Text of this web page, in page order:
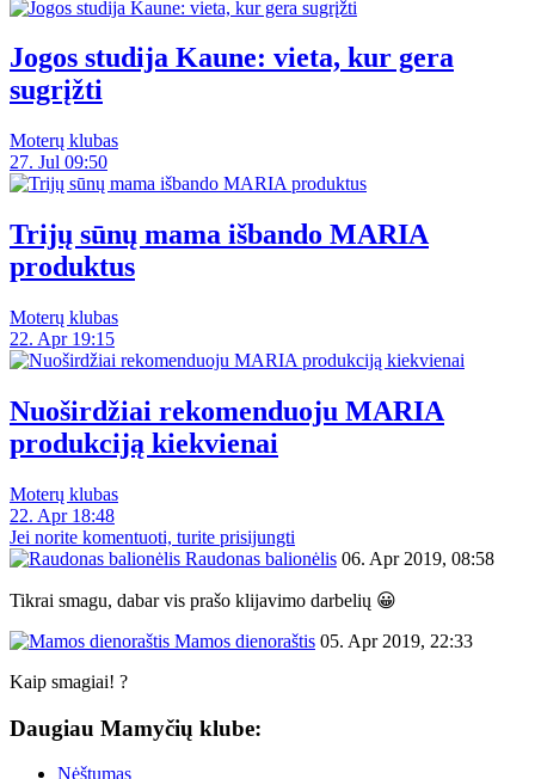
Jogos studija Kaune: vieta, kur gera
sugrįžti
Moterų klubas
27. Jul 09:50
Trijų sūnų mama išbando MARIA
produktus
Moterų klubas
22. Apr 19:15
Nuoširdžiai rekomenduoju MARIA
produkciją kiekvienai
Moterų klubas
22. Apr 18:48
Jei norite komentuoti, turite prisijungti
Raudonas balionėlis 06. Apr 2019, 08:58
Tikrai smagu, dabar vis prašo klijavimo darbelių 😀
Mamos dienoraštis 05. Apr 2019, 22:33
Kaip smagiai! ?
Daugiau Mamyčių klube:
Nėštumas